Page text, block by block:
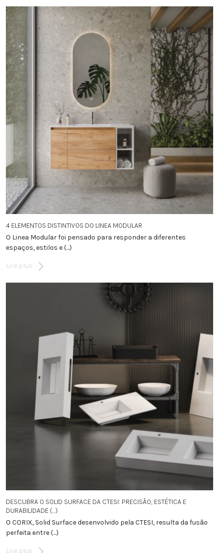
4 ELEMENTOS DISTINTIVOS DO LINEA MODULAR
O Linea Modular foi pensado para responder a diferentes
espaços, estilos e (...)
Lire plus
DESCUBRA O SOLID SURFACE DA CTESI: PRECISÃO, ESTÉTICA E
DURABILIDADE (...)
O CORIX, Solid Surface desenvolvido pela CTESI, resulta da fusão
perfeita entre (...)
Lire plus